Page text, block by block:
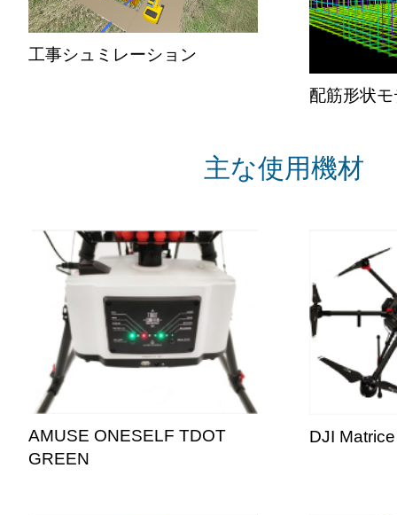
工事シュミレーション
配筋形状
主な使用機材
AMUSE ONESELF TDOT
GREEN
DJI